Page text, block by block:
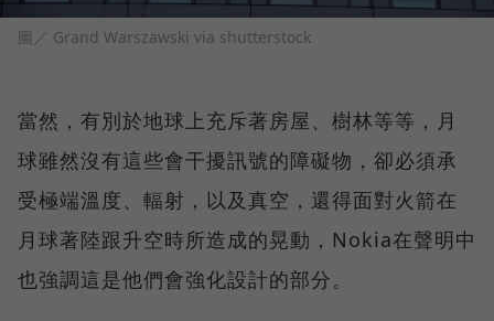
圖／ Grand Warszawski via shutterstock
當然，有別於地球上充斥著房屋、樹林等等，月
球雖然沒有這些會干擾訊號的障礙物，卻必須承
受極端溫度、輻射，以及真空，還得面對火箭在
月球著陸跟升空時所造成的晃動，Nokia在聲明中
也強調這是他們會強化設計的部分。